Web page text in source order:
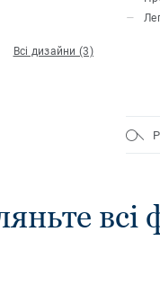
Всі дизайни (3)